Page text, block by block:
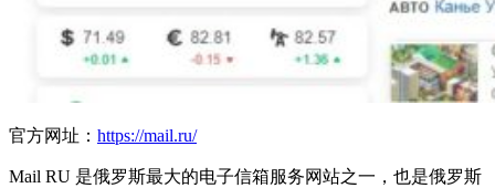
官方网址： https://mail.ru/
Mail RU 是俄罗斯最大的电子信箱服务网站之一，也是俄罗斯